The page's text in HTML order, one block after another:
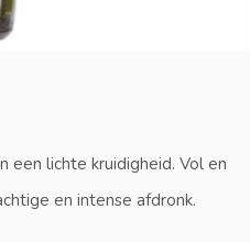
een lichte kruidigheid. Vol en
en intense afdronk.